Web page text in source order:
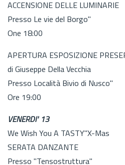
ACCENSIONE DELLE LUMINARIE
Presso Le vie del Borgo"
One 18:00
APERTURA ESPOSIZIONE
di Giuseppe Della Vecchia
Presso Località Bivio di Nusco"
Ore 19:00
VENERDI' 13
We Wish You A TASTY"X-Mas
SERATA DANZANTE
Presso "Tensostruttura"